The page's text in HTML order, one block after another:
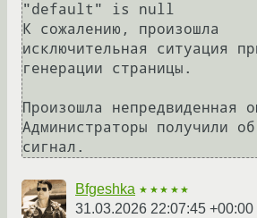
"default" is null
К сожалению, произошла
исключительная ситуация
генерации страницы.
Произошла непредвиденная
Администраторы получили
Bfgeshka ★★★★★
31.03.2026 22:07:45 +00:00